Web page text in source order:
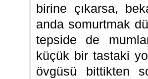
birine çıkarsa,
anda somurtmak
tepside de
küçük bir tastaki
övgüsü bittikten